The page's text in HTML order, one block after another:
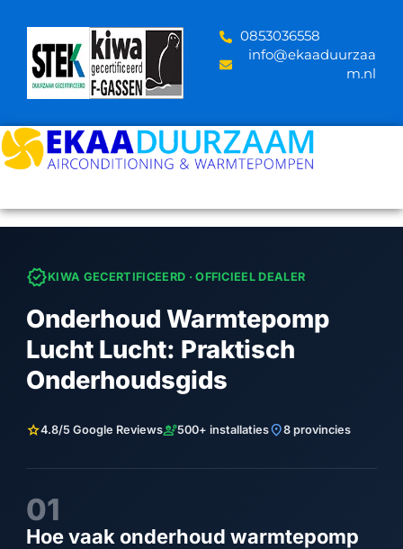
content
‪0853036558
info@ekaaduurzaa
m.nl
verifiedKIWA GECERTIFICEERD · OFFICIEEL DEALER
Onderhoud Warmtepomp
Lucht Lucht: Praktisch
Onderhoudsgids
star4.8/5 Google Reviewsengineering500+ installatieslocation_on8 provincies
01
Hoe vaak onderhoud warmtepomp